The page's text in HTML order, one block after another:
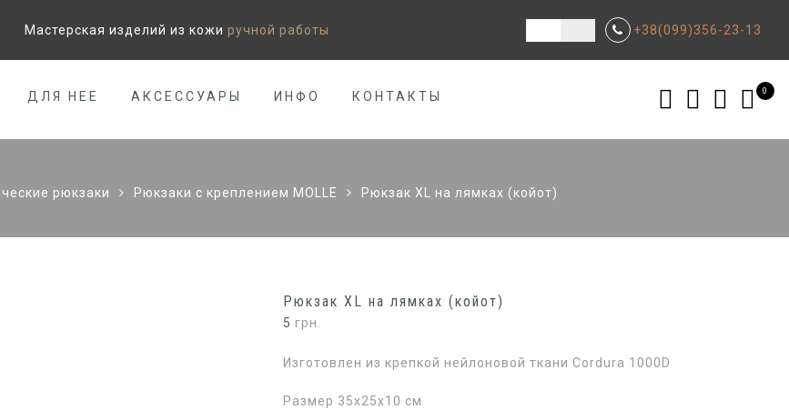
Мастерская изделий из кожиручной работы +38(099)356-23-13
ДЛЯ НЕЕ АКСЕССУАРЫ ИНФО КОНТАКТЫ 0
рюкзаки Рюкзаки с креплением MOLLE Рюкзак XL на лямках (койот)
Рюкзак XL на лямках (койот)
5 грн.
Изготовлен из крепкой нейлоновой ткани Cordura 1000D
Размер 35х25х10 см